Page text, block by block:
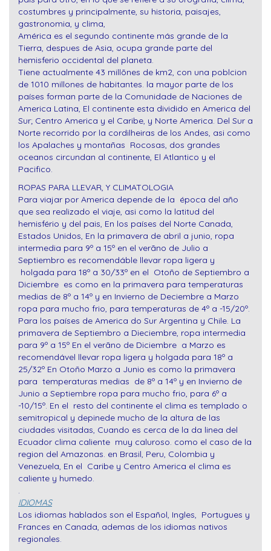
costumbres y principalmente, su historia, paisajes,
gastronomia, y clima,
América es el segundo continente más grande de la
Tierra, despues de Asia, ocupa grande parte del
hemisferio occidental del planeta.
Tiene actualmente 43 millõnes de km2, con una poblcion
de 1010 millones de habitantes. la mayor parte de los
países forman parte de la Comunidade de Naciones de
America Latina, El continente esta dividido en America del
Sur; Centro America y el Caribe, y Norte America. Del Sur a
Norte recorrido por la cordilheiras de los Andes, asi como
los Apalaches y montañas Rocosas, dos grandes
oceanos circundan al continente, El Atlantico y el
Pacifico.
ROPAS PARA LLEVAR, Y CLIMATOLOGIA
Para viajar por America depende de la época del año
que sea realizado el viaje, asi como la latitud del
hemisfério y del pais, En los países del Norte Canada,
Estados Unidos, En la primavera de abril a junio, ropa
intermedia para 9º a 15º en el verãno de Julio a
Septiembro es recomendáble llevar ropa ligera y
holgada para 18º a 30/33º en el Otoño de Septiembro a
Diciembre es como en la primavera para temperaturas
medias de 8º a 14º y en Invierno de Deciembre a Marzo
ropa para mucho frio, para temperaturas de 4º a -15/20º.
Para los países de America do Sur Argentina y Chile. La
primavera de Septiembro a Dieciembre, ropa intermedia
para 9º a 15º En el verãno de Diciembre a Marzo es
recomendável llevar ropa ligera y holgada para 18º a
25/32º En Otoño Marzo a Junio es como la primavera
para temperaturas medias de 8º a 14º y en Invierno de
Junio a Septiembre ropa para mucho frio, para 6º a
-10/15º. En el resto del continente el clima es templado o
semitropical y depinede mucho de la altura de las
ciudades visitadas, Cuando es cerca de la da linea del
Ecuador clima caliente muy caluroso. como el caso de la
region del Amazonas. en Brasil, Peru, Colombia y
Venezuela, En el Caribe y Centro America el clima es
caliente y humedo.
.
IDIOMAS
Los idiomas hablados son el Español, Ingles, Portugues y
Frances en Canada, ademas de los idiomas nativos
regionales.